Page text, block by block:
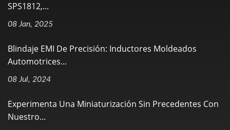
SPS1812,...
08 Jan, 2025
Blindaje EMI De Precisión: Inductores Moldeados
Automotrices...
08 Jul, 2024
Experimenta Una Miniaturización Sin Precedentes Con
Nuestro...